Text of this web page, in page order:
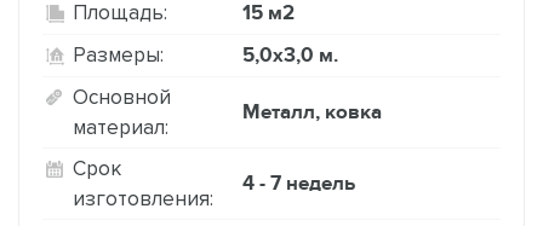
Площадь: 15 м2
Размеры: 5,0х3,0 м.
Основной
материал:
Металл, ковка
Срок
изготовления:
4 - 7 недель